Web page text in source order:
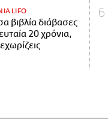
LIFO
βιβλία διάβασες
20 χρόνια,